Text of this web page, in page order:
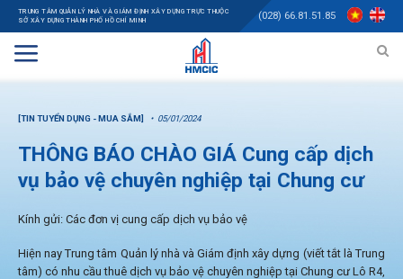
TRUNG TÂM QUẢN LÝ NHÀ VÀ GIÁM ĐỊNH XÂY DỰNG TRỰC THUỘC
SỞ XÂY DỰNG THÀNH PHỐ HỒ CHÍ MINH
(028) 66.81.51.85
[TIN TUYỂN DỤNG - MUA SẮM] 05/01/2024
THÔNG BÁO CHÀO GIÁ Cung cấp dịch
vụ bảo vệ chuyên nghiệp tại Chung cư
Kính gửi: Các đơn vị cung cấp dịch vụ bảo vệ
Hiện nay Trung tâm Quản lý nhà và Giám định xây dựng (viết tắt là Trung
tâm) có nhu cầu thuê dịch vụ bảo vệ chuyên nghiệp tại Chung cư Lô R4,